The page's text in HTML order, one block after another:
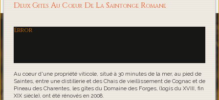
Loading...
Deux Gites Au Coeur De La Saintonge Romane
Error
Au coeur d'une propriété viticole, situé à 30 minutes de la mer, au pied de
Saintes, entre une distillerie et des Chais de vieillissement de Cognac et de
Pineau des Charentes, les gîtes du Domaine des Forges, (logis du XVIII, fin
XIX siècle), ont été rénovés en 2008.